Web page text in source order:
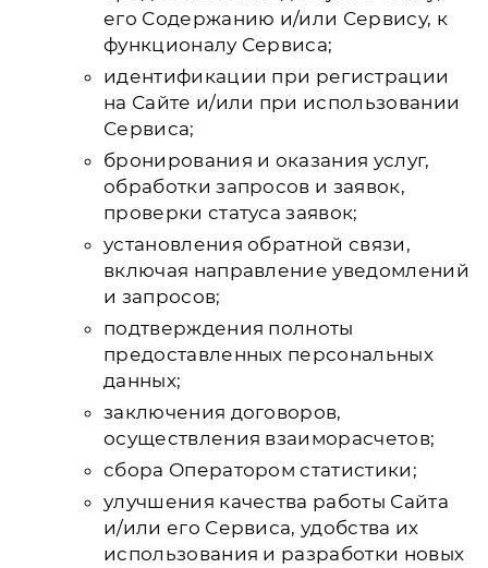
его Содержанию и/или Сервису, к
функционалу Сервиса;
идентификации при регистрации
на Сайте и/или при использовании
Сервиса;
бронирования и оказания услуг,
обработки запросов и заявок,
проверки статуса заявок;
установления обратной связи,
включая направление уведомлений
и запросов;
подтверждения полноты
предоставленных персональных
данных;
заключения договоров,
осуществления взаиморасчетов;
сбора Оператором статистики;
улучшения качества работы Сайта
и/или его Сервиса, удобства их
использования и разработки новых